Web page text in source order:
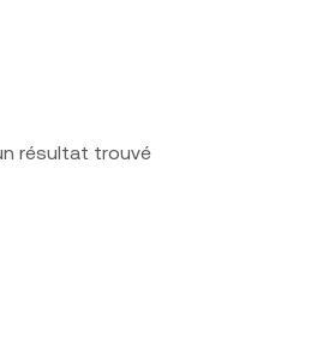
résultat trouvé